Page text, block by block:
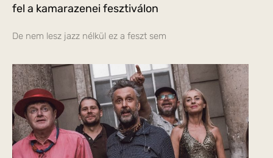
fel a kamarazenei fesztiválon
De nem lesz jazz nélkül ez a feszt sem